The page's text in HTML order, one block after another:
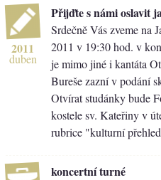
2011
duben
Přijďte s námi oslavit
Srdečně Vás zveme na
2011 v 19:30 hod. v
je mimo jiné i kantáta
Bureše zazní v podání
Otvírat studánky bude
kostele sv. Kateřiny v
rubrice "kulturní
koncertní turné